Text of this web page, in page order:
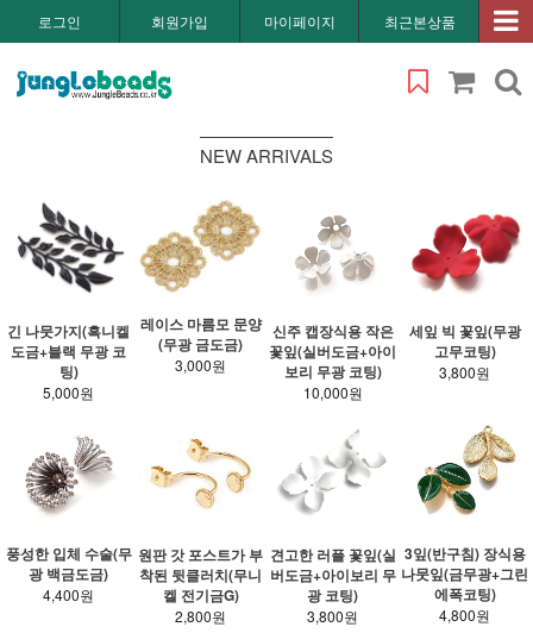
로그인 회원가입 마이페이지 최근본상품
NEW ARRIVALS
긴 나뭇가지(흑니켈
도금+블랙 무광 코
팅)
5,000원
레이스 마름모 문양
(무광 금도금)
3,000원
신주 캡장식용 작은
꽃잎(실버도금+아이
보리 무광 코팅)
10,000원
세잎 빅 꽃잎(무광
고무코팅)
3,800원
풍성한 입체 수술(무
광 백금도금)
4,400원
원판 갓 포스트가 부
착된 뒷클러치(무니
켈 전기금G)
2,800원
견고한 러플 꽃잎(실
버도금+아이보리 무
광 코팅)
3,800원
3잎(반구침) 장식용
나뭇잎(금무광+그린
에폭코팅)
4,800원